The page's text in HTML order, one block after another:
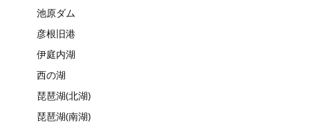
池原ダム
彦根旧港
伊庭内湖
西の湖
琵琶湖(北湖)
琵琶湖(南湖)